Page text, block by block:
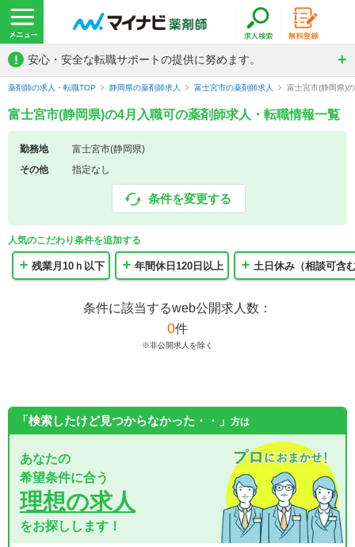
! 安心・安全な転職サポートの提供に努めます。
薬剤師の求人・転職TOP 静岡県の薬剤師求人 富士宮市の薬剤師求人 富士宮市(静岡県)
富士宮市(静岡県)の4月入職可の薬剤師求人・転職情報一覧
勤務地
富士宮市(静岡県)
その他
指定なし
条件を変更する
人気のこだわり条件を追加する
残業月10ｈ以下 年間休日120日以上 土日休み（相談可含
条件に該当するweb公開求人数：
0件
※非公開求人を除く
「検索したけど見つからなかった・・」 方は
あなたの
希望条件に合う
理想の求人
をお探しします！